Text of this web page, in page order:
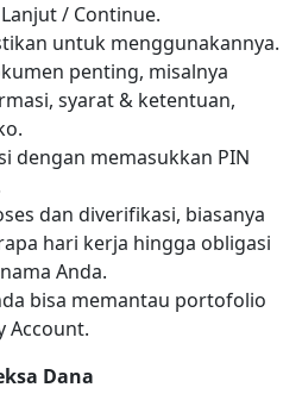
/ Continue.
untuk menggunakannya.
penting, misalnya
syarat & ketentuan,
dengan memasukkan PIN
dan diverifikasi, biasanya
hari kerja hingga obligasi
Anda.
bisa memantau portofolio
Account.
Dana